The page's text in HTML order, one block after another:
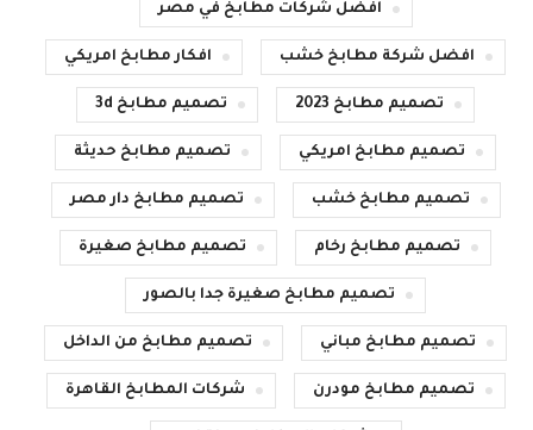
افضل شركات مطابخ في مصر
افضل شركة مطابخ خشب افكار مطابخ امريكي
تصميم مطابخ 2023 تصميم مطابخ 3d
تصميم مطابخ امريكي تصميم مطابخ حديثة
تصميم مطابخ خشب تصميم مطابخ دار مصر
تصميم مطابخ رخام تصميم مطابخ صغيرة
تصميم مطابخ صغيرة جدا بالصور
تصميم مطابخ مباني تصميم مطابخ من الداخل
تصميم مطابخ مودرن شركات المطابخ القاهرة